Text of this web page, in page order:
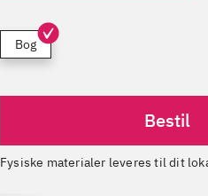
Bog
Bestil
Fysiske materialer leveres til dit